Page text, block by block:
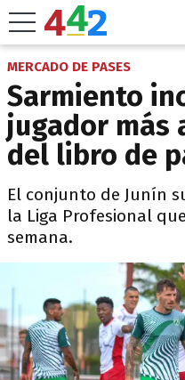
MERCADO DE PASES
Sarmiento
jugador más
del libro de
El conjunto de Junín
la Liga Profesional
semana.